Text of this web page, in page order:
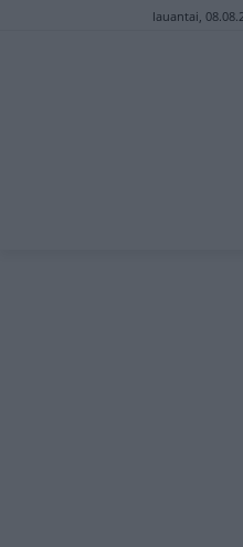
lauantai,